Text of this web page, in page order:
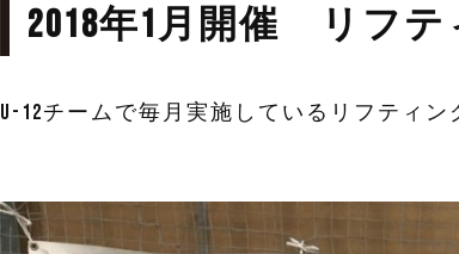
2018年1月開催 リフ
U-12チームで毎月実施しているリフティ